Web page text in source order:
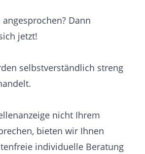
Dann
jetzt!
selbstverständlich streng
nicht Ihrem
bieten wir Ihnen
individuelle Beratung